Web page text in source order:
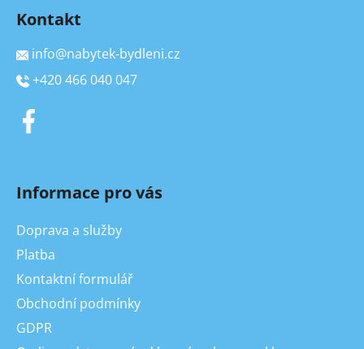
Kontakt
info@nabytek-bydleni.cz
+420 466 040 047
Informace pro vás
Doprava a služby
Platba
Kontaktní formulář
Obchodní podmínky
GDPR